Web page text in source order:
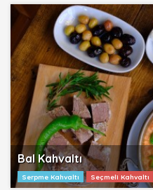
Bal Kahvaltı
Serpme Kahvaltı Seçmeli Kahvaltı